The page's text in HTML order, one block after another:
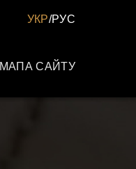
УКР/РУС
МАПА САЙТУ